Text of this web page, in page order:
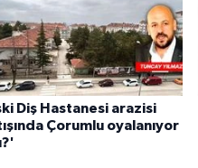
Diş Hastanesi arazisi
Çorumlu oyalanıyor